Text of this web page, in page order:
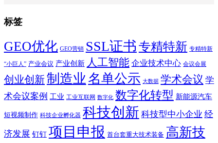
标签
GEO优化 GEO营销 SSL证书 专精特新 专精特新
“小巨人” 产业会议 产业创新 人工智能 企业技术中心 会议会展
创业创新制造业名单公示 大数据 学术会议 学
术会议案例 工业 工业互联网 数字化 数字化转型 新能源汽车
短视频制作 科技企业孵化器 科技创新 科技型中小企业 经
济发展 钉钉 项目申报 首台套重大技术装备 高新技